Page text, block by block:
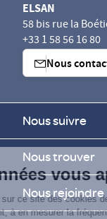
Vos
ELSAN utilise sur ce
fonctionnement, à en
ELSAN
58 bis rue la
+33 1 58 56 16 80
Nous
Nous suivre
Nous trouver
Nous rejoindre